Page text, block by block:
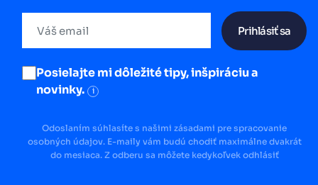
Prihlásiť sa
Posielajte mi dôležité tipy, inšpiráciu a
novinky.
i
Odoslaním súhlasíte s našimi zásadami pre spracovanie
osobných údajov. E-maily vám budú chodiť maximálne dvakrát
do mesiaca. Z odberu sa môžete kedykoľvek odhlásiť